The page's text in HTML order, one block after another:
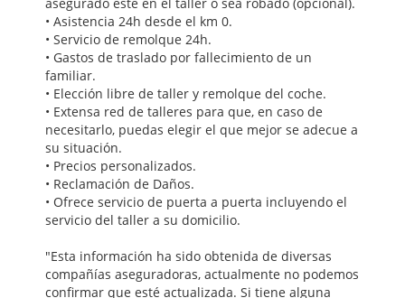
• Asistencia 24h desde el km 0.
• Servicio de remolque 24h.
• Gastos de traslado por fallecimiento de un
familiar.
• Elección libre de taller y remolque del coche.
• Extensa red de talleres para que, en caso de
necesitarlo, puedas elegir el que mejor se adecue a
su situación.
• Precios personalizados.
• Reclamación de Daños.
• Ofrece servicio de puerta a puerta incluyendo el
servicio del taller a su domicilio.
"Esta información ha sido obtenida de diversas
compañías aseguradoras, actualmente no podemos
confirmar que esté actualizada. Si tiene alguna